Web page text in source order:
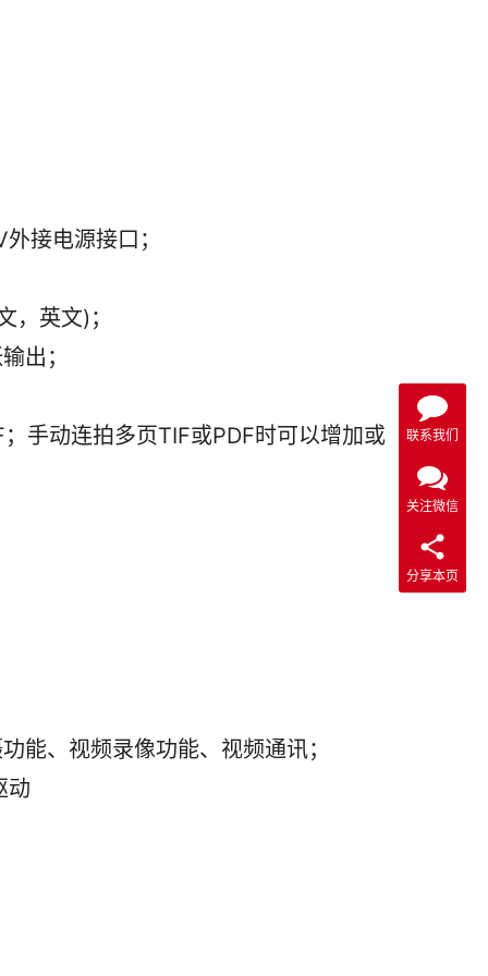
外接电源接口；
英文)；
出；
动连拍多页TIF或PDF时可以增加或
、视频录像功能、视频通讯；
动
联系我们
关注微信
分享本页